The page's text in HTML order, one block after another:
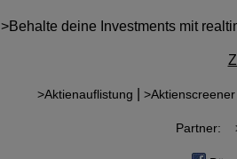
>Behalte deine Investments mit
>Aktienauflistung >Aktienscreener|
Partner: